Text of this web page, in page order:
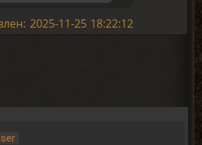
2025-11-25 18:22:12